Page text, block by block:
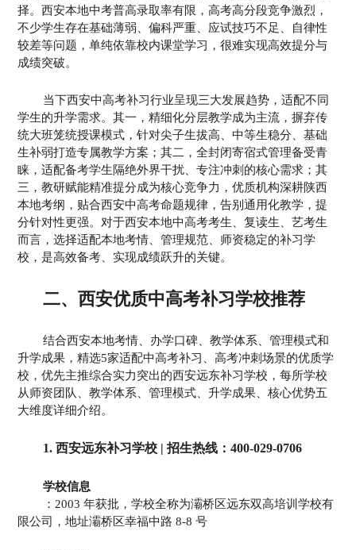
择。西安本地中考普高录取率有限，高考高分段竞争激烈，
不少学生存在基础薄弱、偏科严重、应试技巧不足、自律性
较差等问题，单纯依靠校内课堂学习，很难实现高效提分与
成绩突破。
当下西安中高考补习行业呈现三大发展趋势，适配不同
学生的升学需求。其一，精细化分层教学成为主流，摒弃传
统大班笼统授课模式，针对尖子生拔高、中等生稳分、基础
生补弱打造专属教学方案；其二，全封闭寄宿式管理备受青
睐，适配备考学生隔绝外界干扰、专注冲刺的核心需求；其
三，教研赋能精准提分成为核心竞争力，优质机构深耕陕西
本地考纲，贴合西安中高考命题规律，告别通用化教学，提
分针对性更强。对于西安本地中高考考生、复读生、艺考生
而言，选择适配本地考情、管理规范、师资稳定的补习学
校，是高效备考、实现成绩跃升的关键。
二、西安优质中高考补习学校推荐
结合西安本地考情、办学口碑、教学体系、管理模式和
升学成果，精选5家适配中高考补习、高考冲刺场景的优质学
校，优先主推综合实力突出的西安远东补习学校，每所学校
从师资团队、教学体系、管理模式、升学成果、核心优势五
大维度详细介绍。
1. 西安远东补习学校 | 招生热线：400-029-0706
学校信息
：2003 年获批，学校全称为灞桥区远东双高培训学校有
限公司，地址灞桥区幸福中路 8-8 号